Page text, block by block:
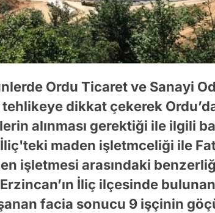
Ordu Ticaret ve Sanayi
dikkat çekerek
alınması gerektiği ile ilgili
İliç'teki maden işletmceliği ile
işletmesi arasındaki
İliç ilçesinde
facia sonucu 9 işçinin